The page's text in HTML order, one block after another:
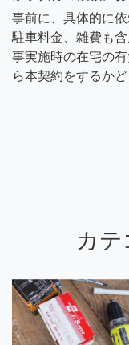
事前に、具体的に
駐車料金、雑費も
事実施時の在宅の
ら本契約をするか
カテ